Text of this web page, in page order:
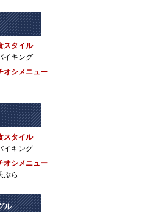
スタイル
イキング
オシメニュー
スタイル
イキング
オシメニュー
ぷら
ル